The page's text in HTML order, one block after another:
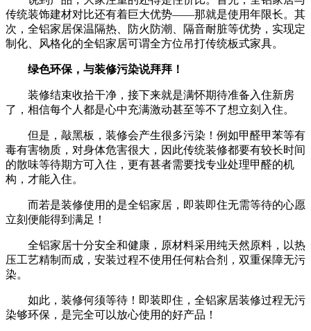
传统装饰建材对比还有着巨大优势——那就是使用年限长。其
次，全铝家居保温隔热、防火防潮、隔音耐脏等优势，实现定
制化、风格化的全铝家居可谓全方位吊打传统板式家具。
绿色环保，与装修污染说拜拜！
装修结束收拾干净，接下来就是满怀期待准备入住新房
了，相信每个人都是心中充满激动甚至等不了想立刻入住。
但是，敲黑板，装修会产生很多污染！例如甲醛甲苯等有
毒有害物质，对身体危害很大，因此传统装修都要有较长时间
的散味等待期方可入住，更有甚者需要找专业处理甲醛的机
构，才能入住。
而若是装修使用的是全铝家居，即装即住无需等待的心愿
立刻便能得到满足！
全铝家居十分安全和健康，原材料采用纯天然原料，以热
压工艺精制而成，安装过程不使用任何粘合剂，双重保障无污
染。
如此，装修何须等待！即装即住，全铝家居装修过程无污
染够环保，是完全可以放心使用的好产品！